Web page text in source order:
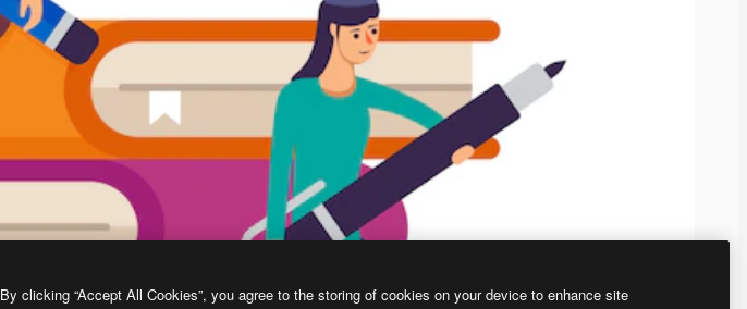
By clicking “Accept All Cookies”, you agree to the storing of cookies on your device to enhance site